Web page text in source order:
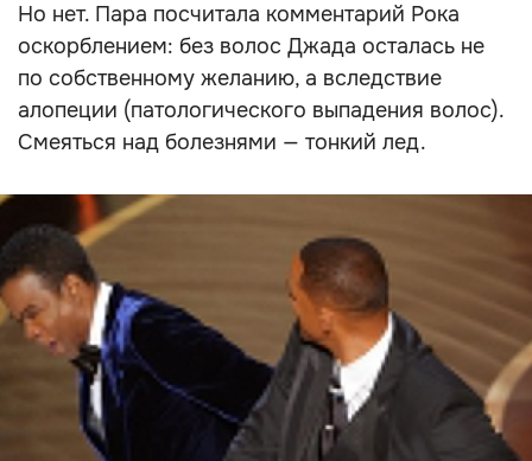
Но нет. Пара посчитала комментарий Рока
оскорблением: без волос Джада осталась не
по собственному желанию, а вследствие
алопеции (патологического выпадения волос).
Смеяться над болезнями — тонкий лед.